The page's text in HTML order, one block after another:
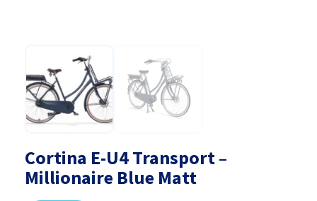
Cortina E-U4 Transport –
Millionaire Blue Matt